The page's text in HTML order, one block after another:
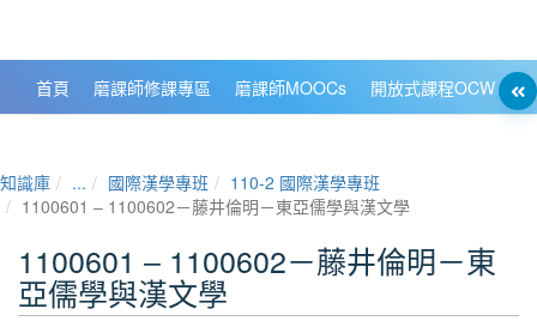
首頁 磨課師修課專區 磨課師MOOCs 開放式課程OCW
知識庫 ... 國際漢學專班
110-2 國際漢學專班
1100601 ‒ 1100602－藤井倫明－東亞儒學與漢文學
1100601 ‒ 1100602－藤井倫明－東
亞儒學與漢文學